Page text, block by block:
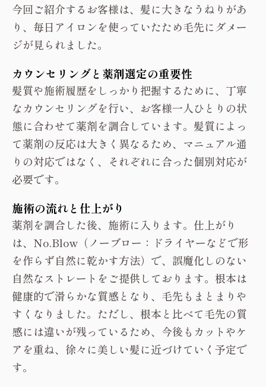
今回ご紹介するお客様は、髪に大きなうねりがあ
り、毎日アイロンを使っていたため毛先にダメー
ジが見られました。
カウンセリングと薬剤選定の重要性
髪質や施術履歴をしっかり把握するために、丁寧
なカウンセリングを行い、お客様一人ひとりの状
態に合わせて薬剤を調合しています。髪質によっ
て薬剤の反応は大きく異なるため、マニュアル通
りの対応ではなく、それぞれに合った個別対応が
必要です。
施術の流れと仕上がり
薬剤を調合した後、施術に入ります。仕上がり
は、No.Blow（ノーブロー：ドライヤーなどで形
を作らず自然に乾かす方法）で、誤魔化しのない
自然なストレートをご提供しております。根本は
健康的で滑らかな質感となり、毛先もまとまりや
すくなりました。ただし、根本と比べて毛先の質
感には違いが残っているため、今後もカットやケ
アを重ね、徐々に美しい髪に近づけていく予定で
す。